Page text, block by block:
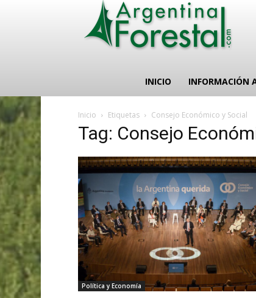
INICIO INFORMACIÓN
Inicio Etiquetas Consejo Económico y Social
Tag: Consejo
Política y Economía